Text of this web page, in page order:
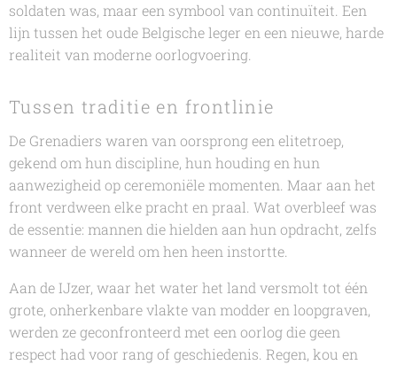
soldaten was, maar een symbool van continuïteit. Een
lijn tussen het oude Belgische leger en een nieuwe, harde
realiteit van moderne oorlogvoering.
Tussen traditie en frontlinie
De Grenadiers waren van oorsprong een elitetroep,
gekend om hun discipline, hun houding en hun
aanwezigheid op ceremoniële momenten. Maar aan het
front verdween elke pracht en praal. Wat overbleef was
de essentie: mannen die hielden aan hun opdracht, zelfs
wanneer de wereld om hen heen instortte.
Aan de IJzer, waar het water het land versmolt tot één
grote, onherkenbare vlakte van modder en loopgraven,
werden ze geconfronteerd met een oorlog die geen
respect had voor rang of geschiedenis. Regen, kou en